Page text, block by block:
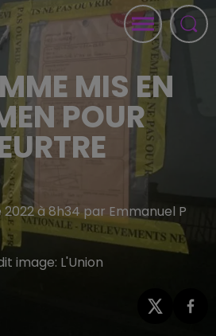
MIS EN
POUR
2022 à 8h34 par Emmanuel P
image: L'Union